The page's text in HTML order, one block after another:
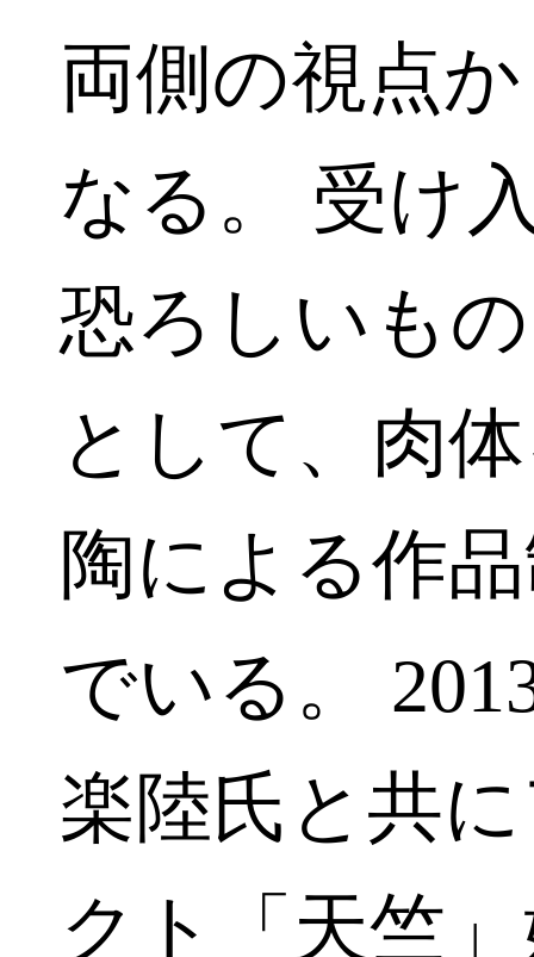
両側の視点
なる。 受け
恐ろしいも
として、肉
陶による作
でいる。
楽陸氏と共
クト「天竺